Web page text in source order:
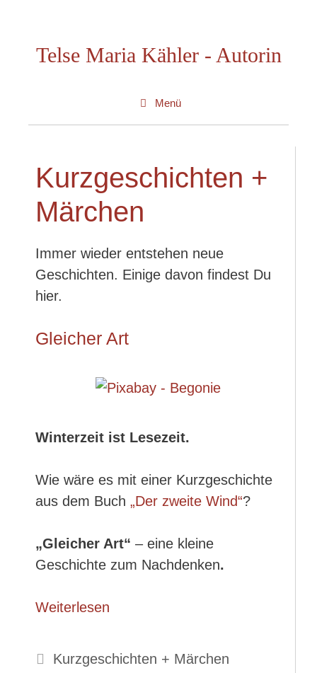
springenTelse Maria Kähler - Autorin
Menü
Kurzgeschichten +
Märchen
Immer wieder entstehen neue
Geschichten. Einige davon findest Du
hier.
Gleicher Art
Winterzeit ist Lesezeit.
Wie wäre es mit einer Kurzgeschichte
aus dem Buch „Der zweite Wind“?
„Gleicher Art“ – eine kleine
Geschichte zum Nachdenken.
Weiterlesen
Kategorien
Kurzgeschichten + Märchen